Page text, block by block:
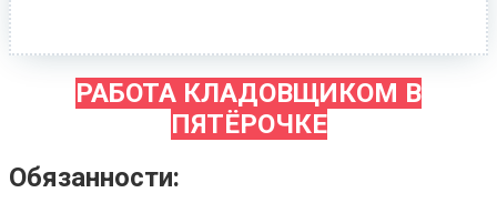
РАБОТА КЛАДОВЩИКОМ В
ПЯТЁРОЧКЕ
Обязанности: